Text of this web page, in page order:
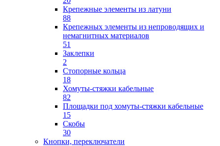
Крепежные элементы из латуни
88
Крепежных элементы из непроводящих и
немагнитных материалов
51
Заклепки
2
Стопорные кольца
18
Хомуты-стяжки кабельные
82
Площадки под хомуты-стяжки кабельные
15
Скобы
30
Кнопки, переключатели